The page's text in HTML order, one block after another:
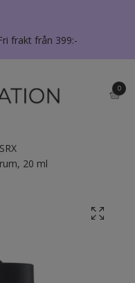
frakt från 399:-
0
20 ml